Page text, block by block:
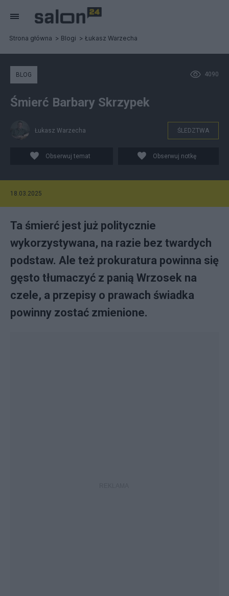
Strona główna Blogi Łukasz Warzecha
4090
BLOG
Śmierć Barbary Skrzypek
Łukasz Warzecha ŚLEDZTWA
Obserwuj temat Obserwuj notkę
18.03.2025
Ta śmierć jest już politycznie
wykorzystywana, na razie bez twardych
podstaw. Ale też prokuratura powinna się
gęsto tłumaczyć z panią Wrzosek na
czele, a przepisy o prawach świadka
powinny zostać zmienione.